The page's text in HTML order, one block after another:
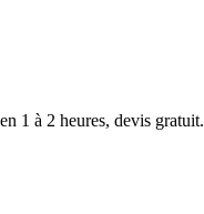
1 à 2 heures, devis gratuit.